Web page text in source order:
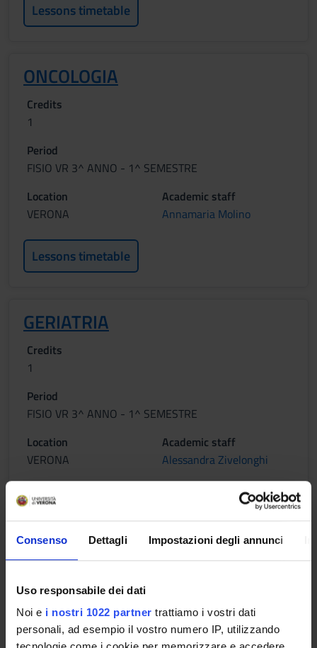
Consenso Dettagli Impostazioni degli annunci
Uso responsabile dei dati
Noi e i nostri 1022 partner trattiamo i vostri dati
personali, ad esempio il vostro numero IP, utilizzando
Lessons timetable
ONCOLOGIA
Credits
1
Period
FISIO VR 3^ ANNO - 1^ SEMESTRE
Location
VERONA
Academic staff
Annamaria Molino
Lessons timetable
GERIATRIA
Credits
1
Period
FISIO VR 3^ ANNO - 1^ SEMESTRE
Location
VERONA
Academic staff
Alessandra Zivelonghi
Lessons timetable
METODOLOGIA DELLA
FISIOTERAPIA GERIATRICA
Credits
1